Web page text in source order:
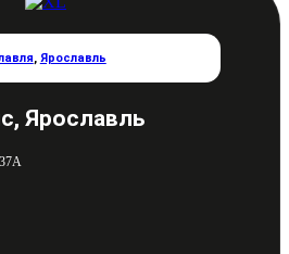
, Ярославль
Ярославль